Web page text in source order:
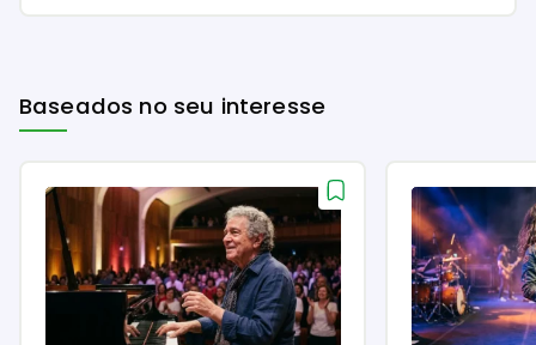
Baseados no seu interesse